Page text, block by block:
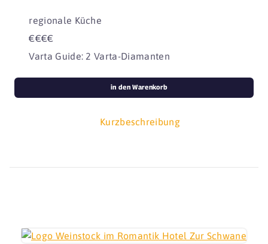
regionale Küche
€€€€
Varta Guide: 2 Varta-Diamanten
Kurzbeschreibung
in den Warenkorb